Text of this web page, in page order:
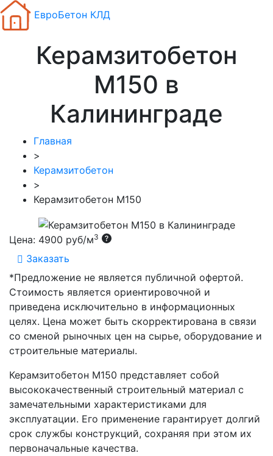
ЕвроБетон КЛД
Керамзитобетон
М150 в
Калининграде
Главная
>
Керамзитобетон
>
Керамзитобетон М150
Цена: 4900 руб/м3
Заказать
*Предложение не является публичной офертой.
Стоимость является ориентировочной и
приведена исключительно в информационных
целях. Цена может быть скорректирована в связи
со сменой рыночных цен на сырье, оборудование и
строительные материалы.
Керамзитобетон М150 представляет собой
высококачественный строительный материал с
замечательными характеристиками для
эксплуатации. Его применение гарантирует долгий
срок службы конструкций, сохраняя при этом их
первоначальные качества.